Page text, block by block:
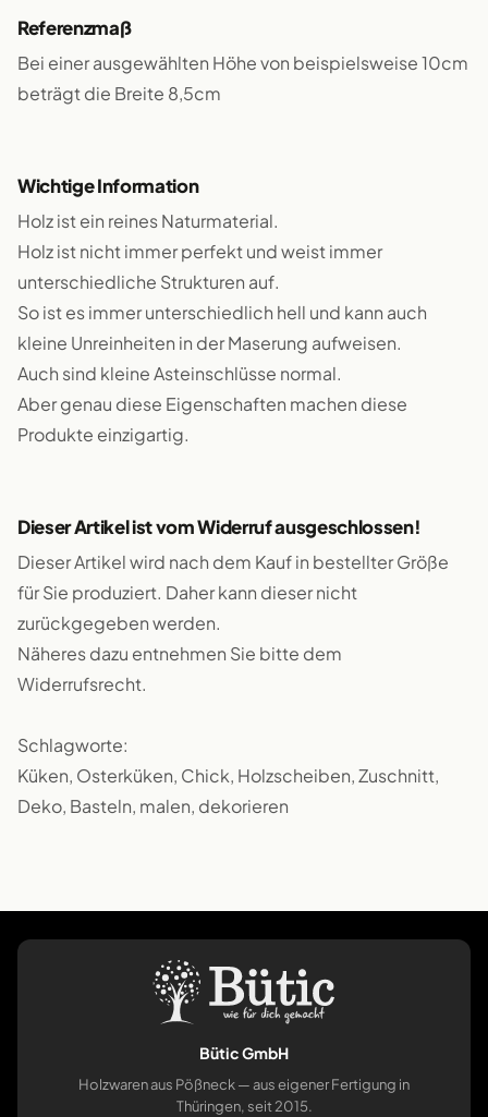
Referenzmaß
Bei einer ausgewählten Höhe von beispielsweise 10cm
beträgt die Breite 8,5cm
Wichtige Information
Holz ist ein reines Naturmaterial.
Holz ist nicht immer perfekt und weist immer
unterschiedliche Strukturen auf.
So ist es immer unterschiedlich hell und kann auch
kleine Unreinheiten in der Maserung aufweisen.
Auch sind kleine Asteinschlüsse normal.
Aber genau diese Eigenschaften machen diese
Produkte einzigartig.
Dieser Artikel ist vom Widerruf ausgeschlossen!
Dieser Artikel wird nach dem Kauf in bestellter Größe
für Sie produziert. Daher kann dieser nicht
zurückgegeben werden.
Näheres dazu entnehmen Sie bitte dem
Widerrufsrecht.
Schlagworte:
Küken, Osterküken, Chick, Holzscheiben, Zuschnitt,
Deko, Basteln, malen, dekorieren
Bütic GmbH
Holzwaren aus Pößneck — aus eigener Fertigung in
Thüringen, seit 2015.